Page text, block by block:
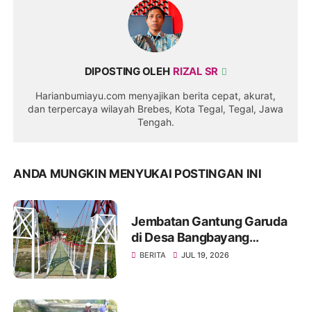
DIPOSTING OLEH RIZAL SR
Harianbumiayu.com menyajikan berita cepat, akurat,
dan terpercaya wilayah Brebes, Kota Tegal, Tegal, Jawa
Tengah.
ANDA MUNGKIN MENYUKAI POSTINGAN INI
Jembatan Gantung Garuda
di Desa Bangbayang
Rampung Dibangun, Simbol
BERITA JUL 19, 2026